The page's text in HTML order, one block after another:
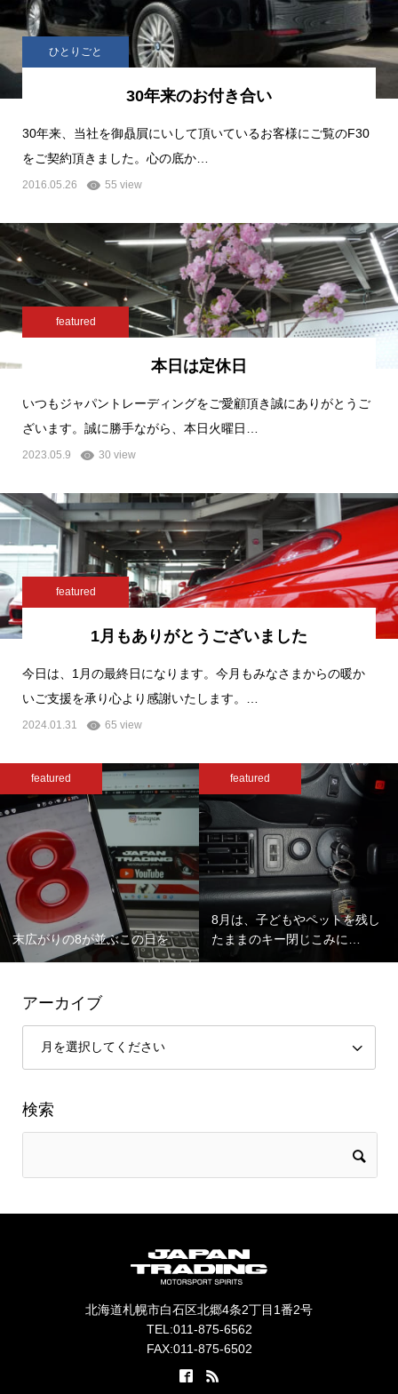
ひとりごと
30年来のお付き合い
30年来、当社を御贔屓にいして頂いているお客様にご覧のF30
をご契約頂きました。心の底か…
2016.05.26 55 view
featured
本日は定休日
いつもジャパントレーディングをご愛顧頂き誠にありがとうご
ざいます。誠に勝手ながら、本日火曜日…
2023.05.9 30 view
featured
1月もありがとうございました
今日は、1月の最終日になります。今月もみなさまからの暖か
いご支援を承り心より感謝いたします。…
2024.01.31 65 view
featured
末広がりの8が並ぶこの日を
featured
8月は、子どもやペットを残し
たままのキー閉じこみに…
アーカイブ
検索
北海道札幌市白石区北郷4条2丁目1番2号
TEL:011-875-6562
FAX:011-875-6502